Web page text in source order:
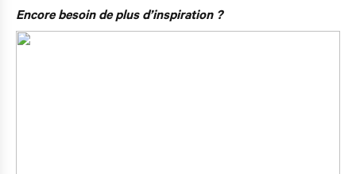
Encore besoin de plus d’inspiration ?